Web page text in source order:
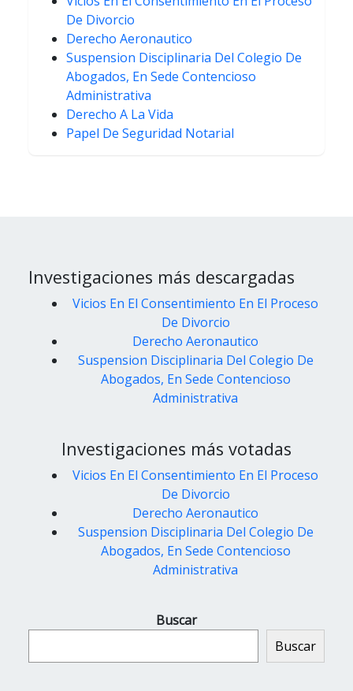
De Divorcio
Derecho Aeronautico
Suspension Disciplinaria Del Colegio De
Abogados, En Sede Contencioso
Administrativa
Derecho A La Vida
Papel De Seguridad Notarial
Investigaciones más descargadas
Vicios En El Consentimiento En El Proceso
De Divorcio
Derecho Aeronautico
Suspension Disciplinaria Del Colegio De
Abogados, En Sede Contencioso
Administrativa
Investigaciones más votadas
Vicios En El Consentimiento En El Proceso
De Divorcio
Derecho Aeronautico
Suspension Disciplinaria Del Colegio De
Abogados, En Sede Contencioso
Administrativa
Buscar
Buscar